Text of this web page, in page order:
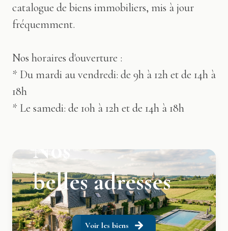
Nos
belles adresses
Voir les biens
catalogue de biens immobiliers, mis à jour
fréquemment.
Nos horaires d'ouverture :
* Du mardi au vendredi: de 9h à 12h et de 14h à
18h
* Le samedi: de 10h à 12h et de 14h à 18h